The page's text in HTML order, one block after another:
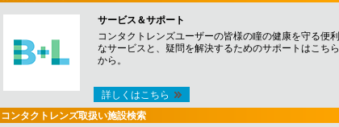
サービス＆サポート
コンタクトレンズユーザーの皆様の瞳の健康を守る便利
なサービスと、疑問を解決するためのサポートはこちら
から。
詳しくはこちら
コンタクトレンズ取扱い施設検索